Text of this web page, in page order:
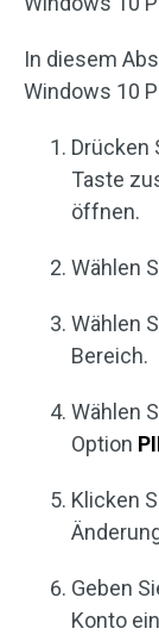
In diesem
Windows 10
Drücken
Taste
öffnen.
Wählen
Wählen
Bereich.
Wählen
Option
Klicken
Geben
Konto